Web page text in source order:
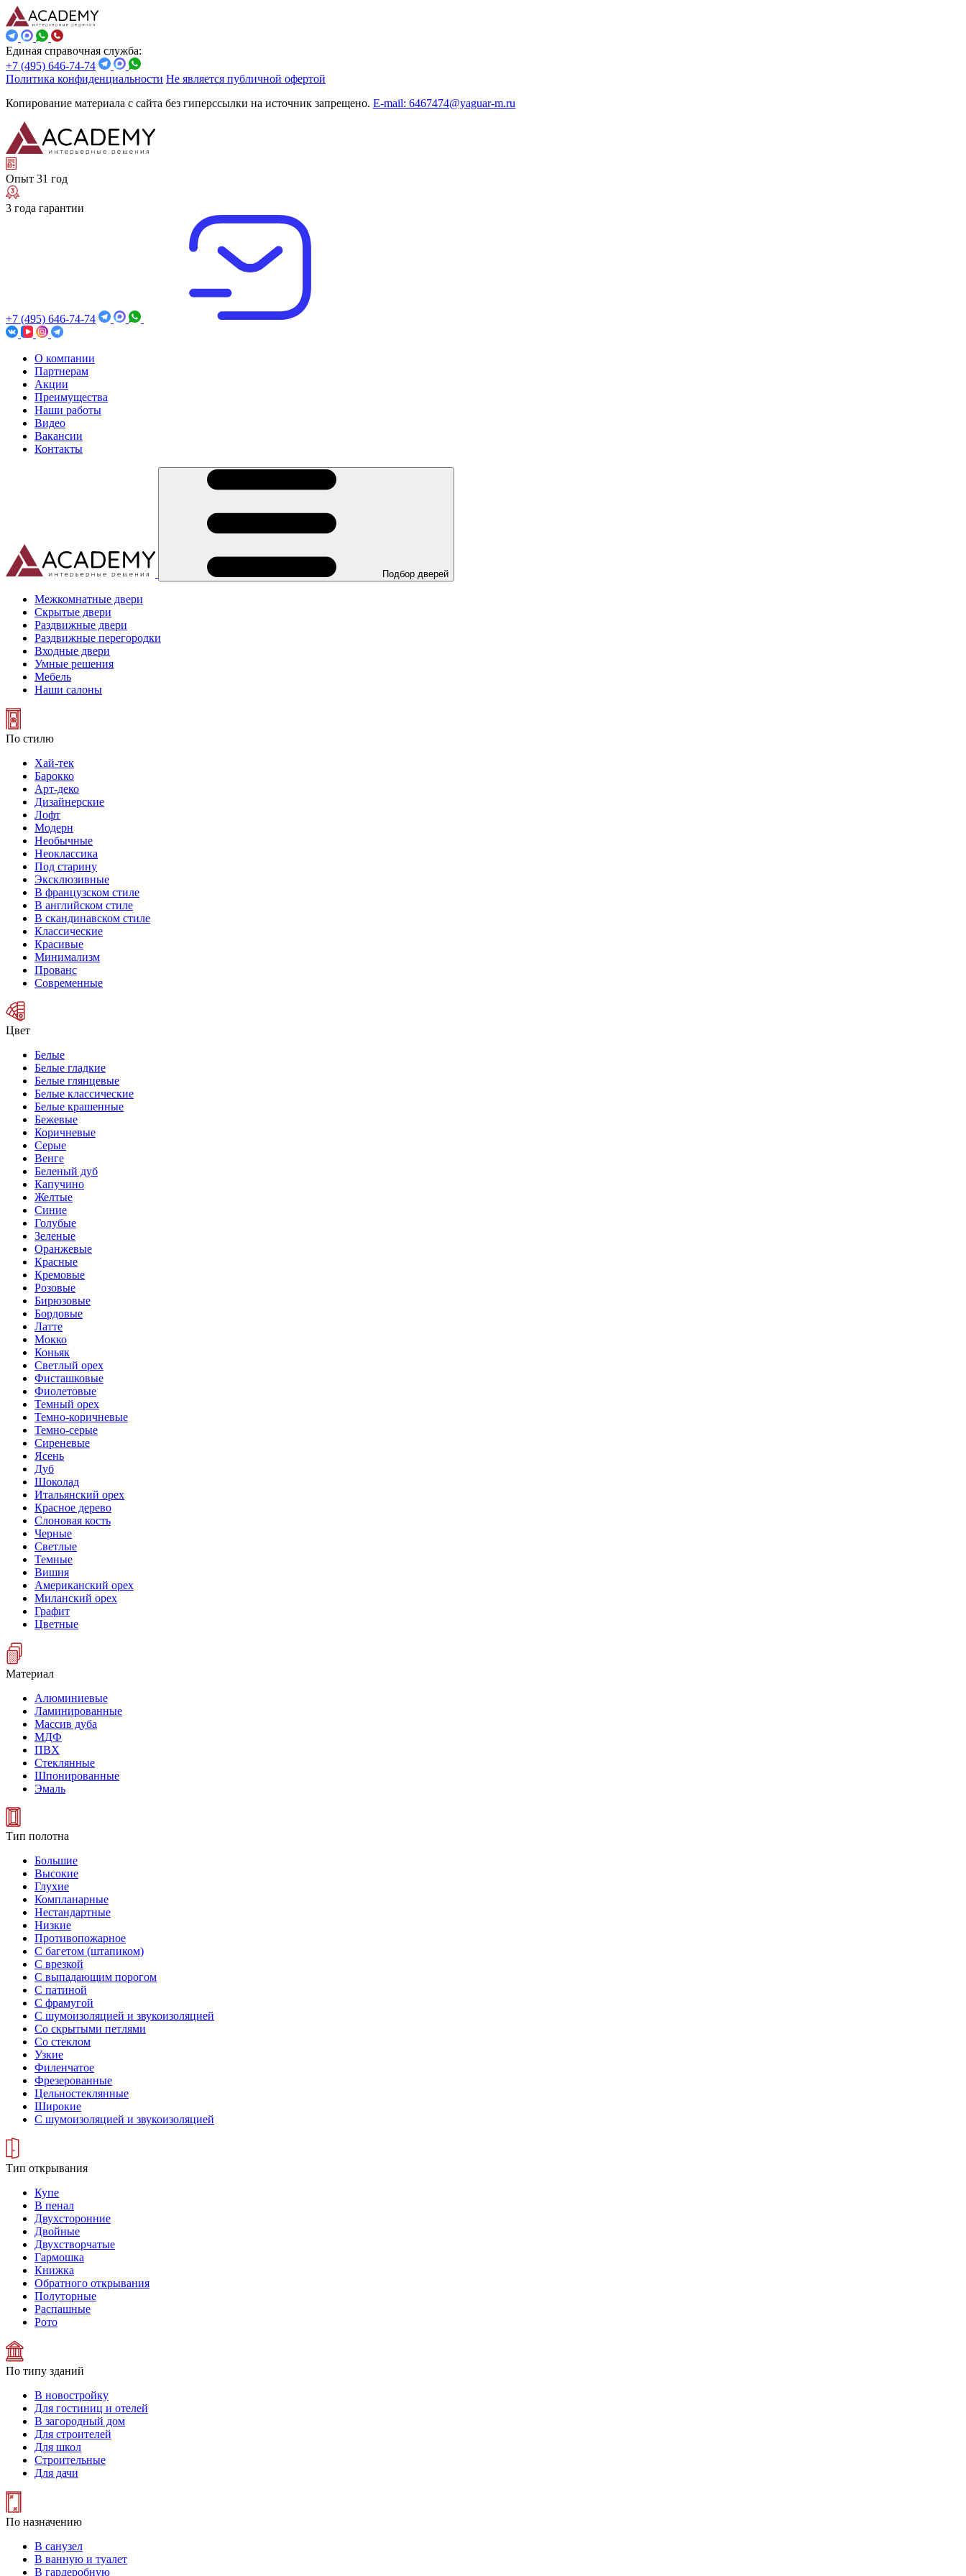
Единая справочная служба:
+7 (495) 646-74-74
Политика конфиденциальности Не является публичной офертой
Копирование материала с сайта без гиперссылки на источник запрещено. E-mail: 6467474@yaguar-m.ru
Опыт 31 год
3 года гарантии
+7 (495) 646-74-74
О компании
Партнерам
Акции
Преимущества
Наши работы
Видео
Вакансии
Контакты
Подбор дверей
Межкомнатные двери
Скрытые двери
Раздвижные двери
Раздвижные перегородки
Входные двери
Умные решения
Мебель
Наши салоны
По стилю
Хай-тек
Барокко
Арт-деко
Дизайнерские
Лофт
Модерн
Необычные
Неоклассика
Под старину
Эксклюзивные
В французском стиле
В английском стиле
В скандинавском стиле
Классические
Красивые
Минимализм
Прованс
Современные
Цвет
Белые
Белые гладкие
Белые глянцевые
Белые классические
Белые крашенные
Бежевые
Коричневые
Серые
Венге
Беленый дуб
Капучино
Желтые
Синие
Голубые
Зеленые
Оранжевые
Красные
Кремовые
Розовые
Бирюзовые
Бордовые
Латте
Мокко
Коньяк
Светлый орех
Фисташковые
Фиолетовые
Темный орех
Темно-коричневые
Темно-серые
Сиреневые
Ясень
Дуб
Шоколад
Итальянский орех
Красное дерево
Слоновая кость
Черные
Светлые
Темные
Вишня
Американский орех
Миланский орех
Графит
Цветные
Материал
Алюминиевые
Ламинированные
Массив дуба
МДФ
ПВХ
Стеклянные
Шпонированные
Эмаль
Тип полотна
Большие
Высокие
Глухие
Компланарные
Нестандартные
Низкие
Противопожарное
С багетом (штапиком)
С врезкой
С выпадающим порогом
С патиной
С фрамугой
С шумоизоляцией и звукоизоляцией
Со скрытыми петлями
Со стеклом
Узкие
Филенчатое
Фрезерованные
Цельностеклянные
Широкие
С шумоизоляцией и звукоизоляцией
Тип открывания
Купе
В пенал
Двухсторонние
Двойные
Двухстворчатые
Гармошка
Книжка
Обратного открывания
Полуторные
Распашные
Рото
По типу зданий
В новостройку
Для гостиниц и отелей
В загородный дом
Для строителей
Для школ
Строительные
Для дачи
По назначению
В санузел
В ванную и туалет
В гардеробную